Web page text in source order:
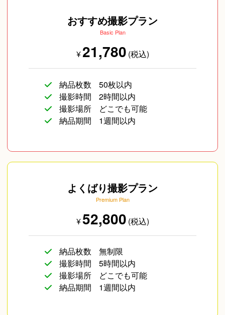
イベント/ライブ コスプレ写真
海外のお客様
遺影写真
おすすめ撮影プラン
Basic Plan
¥21,780 (税込)
納品枚数
50枚以内
撮影時間
2時間以内
撮影場所
どこでも可能
納品期間
1週間以内
よくばり撮影プラン
Premium Plan
¥52,800 (税込)
納品枚数
無制限
撮影時間
5時間以内
撮影場所
どこでも可能
納品期間
1週間以内